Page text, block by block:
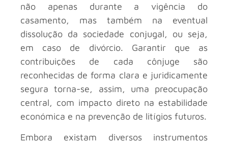
não apenas durante a vigência do
casamento, mas também na eventual
dissolução da sociedade conjugal, ou seja,
em caso de divórcio. Garantir que as
contribuições de cada cônjuge são
reconhecidas de forma clara e juridicamente
segura torna-se, assim, uma preocupação
central, com impacto direto na estabilidade
económica e na prevenção de litígios futuros.
Embora existam diversos instrumentos